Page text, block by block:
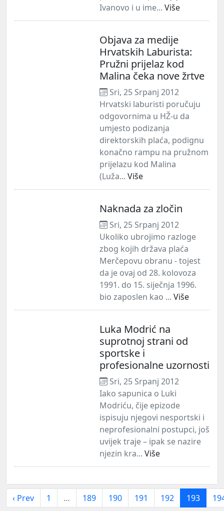
Ivanovo i u ime... Više
Objava za medije
Hrvatskih Laburista:
Pružni prijelaz kod
Malina čeka nove žrtve
Sri, 25 Srpanj 2012
Hrvatski laburisti poručuju
odgovornima u HŽ-u da
umjesto podizanja
direktorskih plaća, podignu
konačno rampu na pružnom
prijelazu kod Malina
(Luža... Više
Naknada za zločin
Sri, 25 Srpanj 2012
Ukoliko ubrojimo razloge
zbog kojih država plaća
Merčepovu obranu - tojest
da je ovaj od 28. kolovoza
1991. do 15. siječnja 1996.
bio zaposlen kao ... Više
Luka Modrić na
suprotnoj strani od
sportske i
profesionalne uzornosti
Sri, 25 Srpanj 2012
Iako sapunica o Luki
Modriću, čije epizode
ispisuju njegovi nesportski i
neprofesionalni postupci, još
uvijek traje – ipak se nazire
njezin kra... Više
‹ Prev 1 … 189 190 191 192 193